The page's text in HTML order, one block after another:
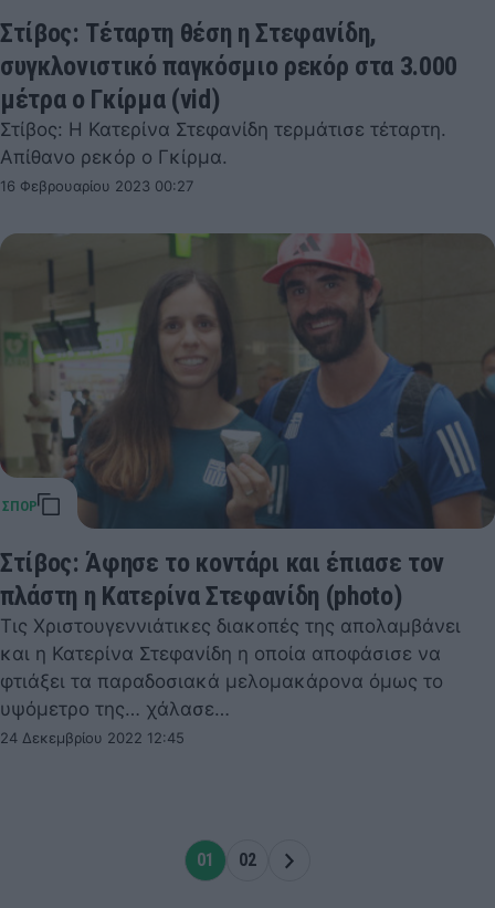
Στίβος: Τέταρτη θέση η Στεφανίδη,
συγκλονιστικό παγκόσμιο ρεκόρ στα 3.000
μέτρα ο Γκίρμα (vid)
Στίβος: Η Κατερίνα Στεφανίδη τερμάτισε τέταρτη.
Απίθανο ρεκόρ ο Γκίρμα.
16 Φεβρουαρίου 2023 00:27
Στίβος: Άφησε το κοντάρι και έπιασε τον
πλάστη η Κατερίνα Στεφανίδη (photo)
Τις Χριστουγεννιάτικες διακοπές της απολαμβάνει
και η Κατερίνα Στεφανίδη η οποία αποφάσισε να
φτιάξει τα παραδοσιακά μελομακάρονα όμως το
υψόμετρο της… χάλασε…
24 Δεκεμβρίου 2022 12:45
01 02